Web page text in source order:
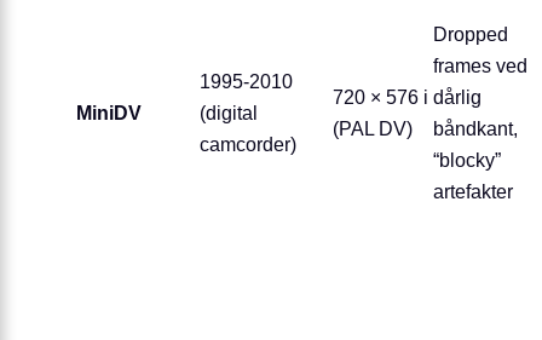
MiniDV
1995-2010
(digital
camcorder)
720 × 576 i
(PAL DV)
Dropped
frames ved
dårlig
båndkant,
“blocky”
artefakter